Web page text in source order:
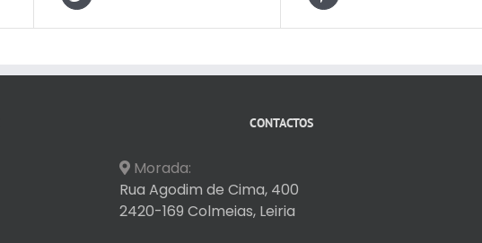
CONTACTOS
Morada:
Rua Agodim de Cima, 400
2420-169 Colmeias, Leiria